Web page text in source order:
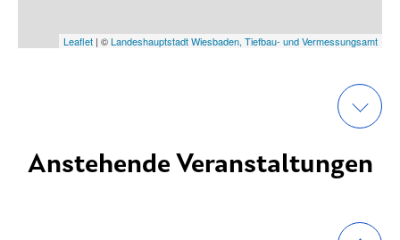
Leaflet | ©Landeshauptstadt Wiesbaden, Tiefbau- und Vermessungsamt
Anstehende Veranstaltungen